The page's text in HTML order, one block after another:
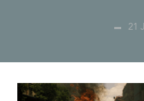
21